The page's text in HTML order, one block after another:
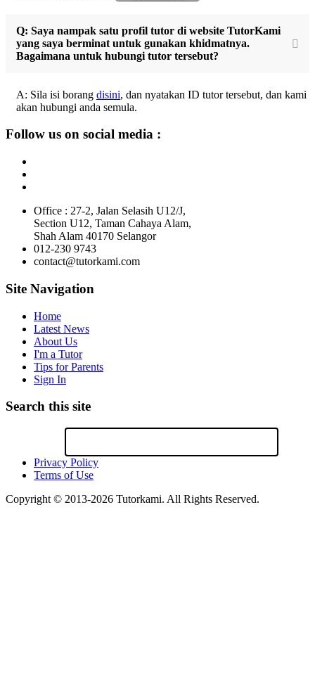
Q: Saya nampak satu profil tutor di website TutorKami
yang saya berminat untuk gunakan khidmatnya.
Bagaimana untuk hubungi tutor tersebut?
A: Sila isi borang disini, dan nyatakan ID tutor tersebut, dan kami
akan hubungi anda semula.
Follow us on social media :
Office : 27-2, Jalan Selasih U12/J,
Section U12, Taman Cahaya Alam,
Shah Alam 40170 Selangor
012-230 9743
contact@tutorkami.com
Site Navigation
Home
Latest News
About Us
I'm a Tutor
Tips for Parents
Sign In
Search this site
Privacy Policy
Terms of Use
Copyright © 2013-2026 Tutorkami. All Rights Reserved.